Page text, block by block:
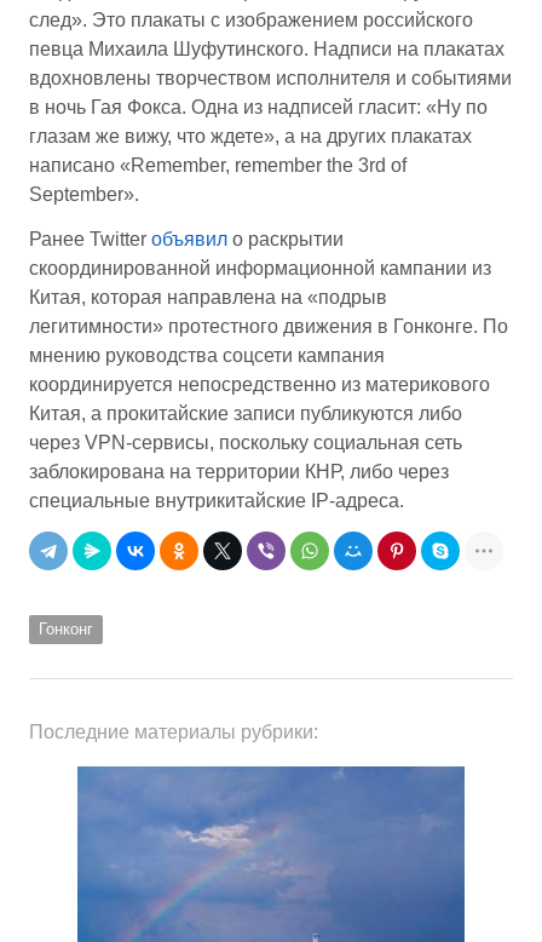
след». Это плакаты с изображением российского
певца Михаила Шуфутинского. Надписи на плакатах
вдохновлены творчеством исполнителя и событиями
в ночь Гая Фокса. Одна из надписей гласит: «Ну по
глазам же вижу, что ждете», а на других плакатах
написано «Remember, remember the 3rd of
September».
Ранее Twitter объявил о раскрытии
скоординированной информационной кампании из
Китая, которая направлена на «подрыв
легитимности» протестного движения в Гонконге. По
мнению руководства соцсети кампания
координируется непосредственно из материкового
Китая, а прокитайские записи публикуются либо
через VPN-сервисы, поскольку социальная сеть
заблокирована на территории КНР, либо через
специальные внутрикитайские IP-адреса.
Гонконг
Последние материалы рубрики: